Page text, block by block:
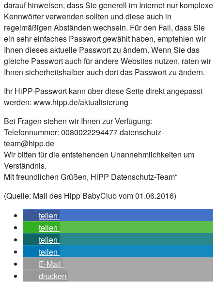
darauf hinweisen, dass Sie generell im Internet nur komplexe
Kennwörter verwenden sollten und diese auch in
regelmäßigen Abständen wechseln. Für den Fall, dass Sie
ein sehr einfaches Passwort gewählt haben, empfehlen wir
Ihnen dieses aktuelle Passwort zu ändern. Wenn Sie das
gleiche Passwort auch für andere Websites nutzen, raten wir
Ihnen sicherheitshalber auch dort das Passwort zu ändern.
Ihr HiPP-Passwort kann über diese Seite direkt angepasst
werden: www.hipp.de/aktualisierung
Bei Fragen stehen wir Ihnen zur Verfügung:
Telefonnummer: 0080022294477datenschutz-
team@hipp.de
Wir bitten für die entstehenden Unannehmlichkeiten um
Verständnis.
Mit freundlichen Grüßen, HiPP Datenschutz-Team“
(Quelle: Mail des Hipp BabyClub vom 01.06.2016)
teilen
teilen
teilen
teilen
E-Mail
drucken